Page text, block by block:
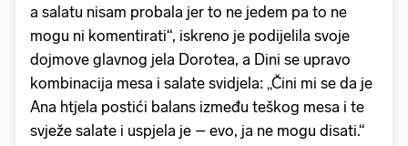
a salatu nisam probala jer to ne jedem pa to ne
mogu ni komentirati“, iskreno je podijelila svoje
dojmove glavnog jela Dorotea, a Dini se upravo
kombinacija mesa i salate svidjela: „Čini mi se da je
Ana htjela postići balans između teškog mesa i te
svježe salate i uspjela je – evo, ja ne mogu disati.“